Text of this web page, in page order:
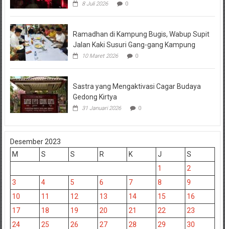
8 Juli 2026 0
Ramadhan di Kampung Bugis, Wabup Supit
Jalan Kaki Susuri Gang-gang Kampung
10 Maret 2026 0
Sastra yang Mengaktivasi Cagar Budaya
Gedong Kirtya
31 Januari 2026 0
Desember 2023
M
S S R K J
S
1
2
3
4 5 6 7 8
9
10
11 12 13 14 15
16
17
18 19 20 21 22
23
24
25 26 27 28 29 30